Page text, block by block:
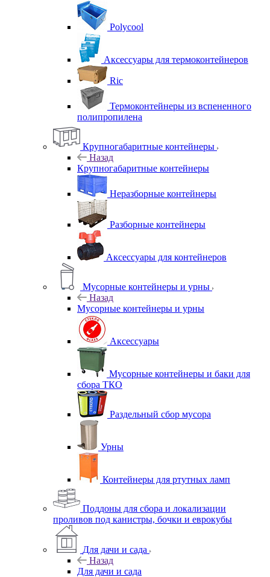
Polycool
Аксессуары для термоконтейнеров
Ric
Термоконтейнеры из вспененного
полипропилена
Крупногабаритные контейнеры
Назад
Крупногабаритные контейнеры
Неразборные контейнеры
Разборные контейнеры
Аксессуары для контейнеров
Мусорные контейнеры и урны
Назад
Мусорные контейнеры и урны
Аксессуары
Мусорные контейнеры и баки для
сбора ТКО
Раздельный сбор мусора
Урны
Контейнеры для ртутных ламп
Поддоны для сбора и локализации
проливов под канистры, бочки и еврокубы
Для дачи и сада
Назад
Для дачи и сада